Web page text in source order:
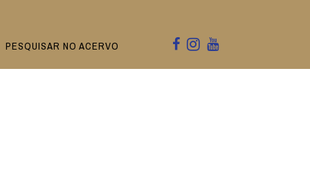
PESQUISAR NO ACERVO